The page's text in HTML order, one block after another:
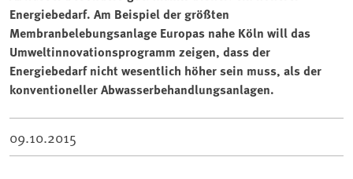
Energiebedarf. Am Beispiel der größten
Membranbelebungsanlage Europas nahe Köln will das
Umweltinnovationsprogramm zeigen, dass der
Energiebedarf nicht wesentlich höher sein muss, als der
konventioneller Abwasserbehandlungsanlagen.
09.10.2015